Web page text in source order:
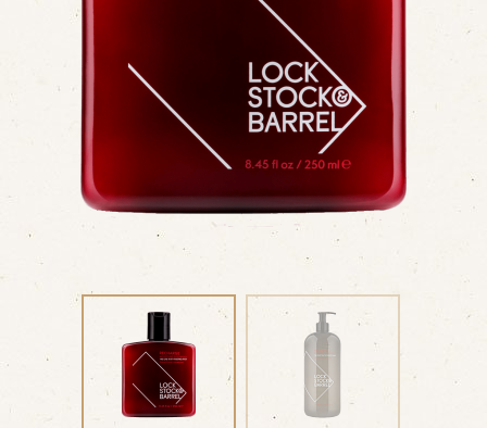
КЛУБ
ТРЕНДЫ
БЛОГ
ГДЕ КУПИТЬ
КОНТАКТЫ